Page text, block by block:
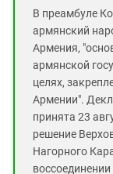
В преамбуле
армянский
Армения,
армянской
целях,
Армении".
принята 23
решение
Нагорного